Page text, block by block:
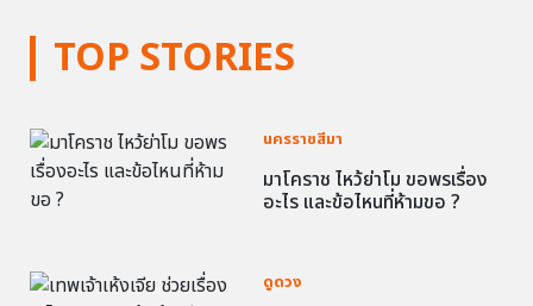
TOP STORIES
นครราชสีมา
มาโคราช ไหว้ย่าโม ขอพรเรื่อง
อะไร และข้อไหนที่ห้ามขอ ?
ดูดวง